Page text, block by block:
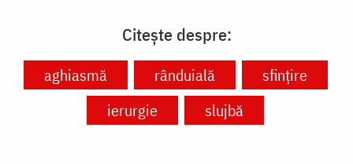
Citește despre:
aghiasmă rânduială
sfinţire
ierurgie
slujbă